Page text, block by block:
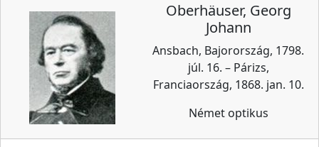
Oberhäuser, Georg
Johann
Ansbach, Bajorország, 1798.
júl. 16. – Párizs,
Franciaország, 1868. jan. 10.
Német optikus